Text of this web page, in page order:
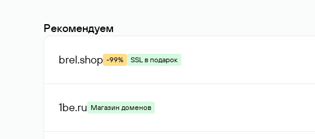
Рекомендуем
brel.shop -99% SSL в подарок
1be.ru Магазин доменов